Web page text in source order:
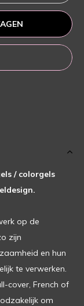
/ colorgels
op de
zijn
en hun
te verwerken.
cover, French of
om